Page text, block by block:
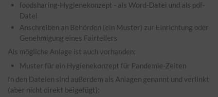
foodsharing-Hygienekonzept - als Word-Datei und als pdf-
Datei
Anschreiben an Behörden (ein Muster) zur Einrichtung oder
Genehmigung eines Fairteilers
Als mögliche Anlage ist auch vorhanden:
Muster für ein Hygienekonzept für Pandemie-Zeiten
In den Dateien sind außerdem als Anlagen genannt und verlinkt
(aber nicht direkt beigefügt):